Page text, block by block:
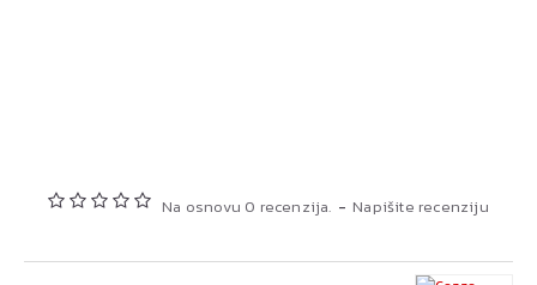
Na osnovu 0 recenzija. - Napišite recenziju